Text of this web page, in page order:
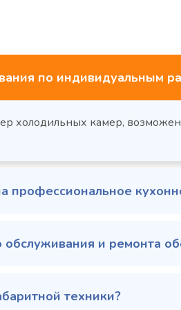
по индивидуальным
холодильных камер,
профессиональное
обслуживания и ремонта
техники?